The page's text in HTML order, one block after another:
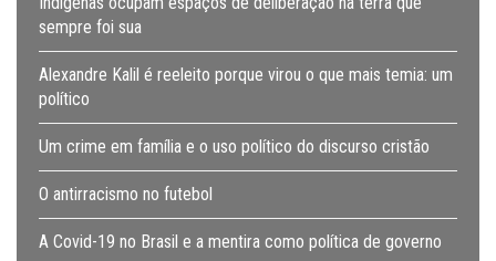
sempre foi sua
Alexandre Kalil é reeleito porque virou o que mais temia: um
político
Um crime em família e o uso político do discurso cristão
O antirracismo no futebol
A Covid-19 no Brasil e a mentira como política de governo